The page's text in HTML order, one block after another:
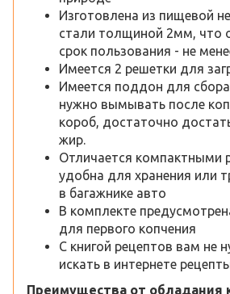
Изготовлена из пищевой
стали толщиной 2мм, что
срок пользования - не
Имеется 2 решетки для
Имеется поддон для
нужно вымывать после
короб, достаточно
жир.
Отличается компактными
удобна для хранения или
в багажнике авто
В комплекте
для первого копчения
С книгой рецептов вам не
искать в интернете
Преимущества от обладания